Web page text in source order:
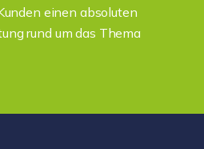
einen absoluten
rund um das Thema